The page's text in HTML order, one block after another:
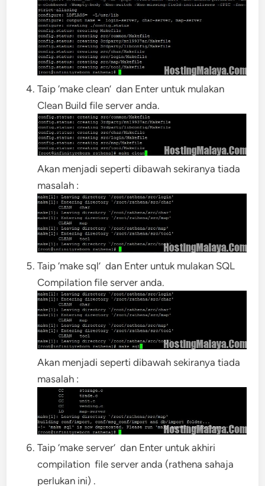
Taip ‘make clean’ dan Enter untuk mulakan
Clean Build file server anda.
Akan menjadi seperti dibawah sekiranya tiada
masalah :
Taip ‘make sql’ dan Enter untuk mulakan SQL
Compilation file server anda.
Akan menjadi seperti dibawah sekiranya tiada
masalah :
Taip ‘make server’ dan Enter untuk akhiri
compilation file server anda (rathena sahaja
perlukan ini) .